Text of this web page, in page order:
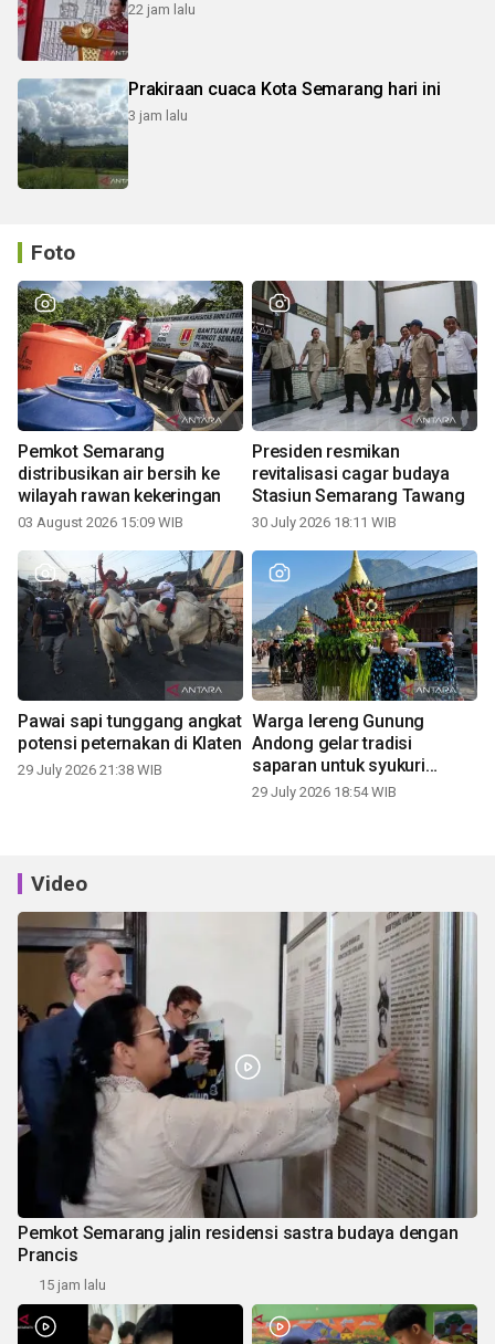
22 jam lalu
Prakiraan cuaca Kota Semarang hari ini
3 jam lalu
Foto
Pemkot Semarang
distribusikan air bersih ke
wilayah rawan kekeringan
03 August 2026 15:09 WIB
Presiden resmikan
revitalisasi cagar budaya
Stasiun Semarang Tawang
30 July 2026 18:11 WIB
Pawai sapi tunggang angkat
potensi peternakan di Klaten
29 July 2026 21:38 WIB
Warga lereng Gunung
Andong gelar tradisi
saparan untuk syukuri
panen
29 July 2026 18:54 WIB
Video
Pemkot Semarang jalin residensi sastra budaya dengan
Prancis
15 jam lalu